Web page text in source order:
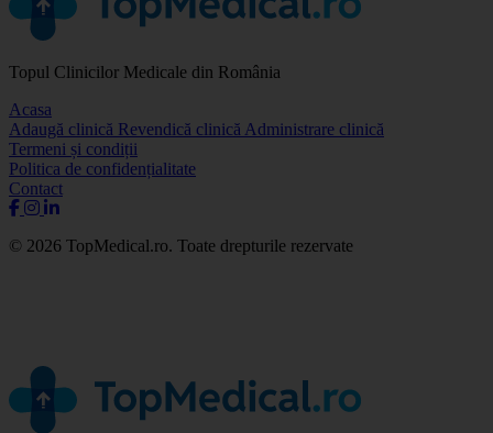
Topul Clinicilor Medicale din România
Acasa
Adaugă clinică Revendică clinică Administrare clinică
Termeni și condiții
Politica de confidențialitate
Contact
© 2026 TopMedical.ro. Toate drepturile rezervate